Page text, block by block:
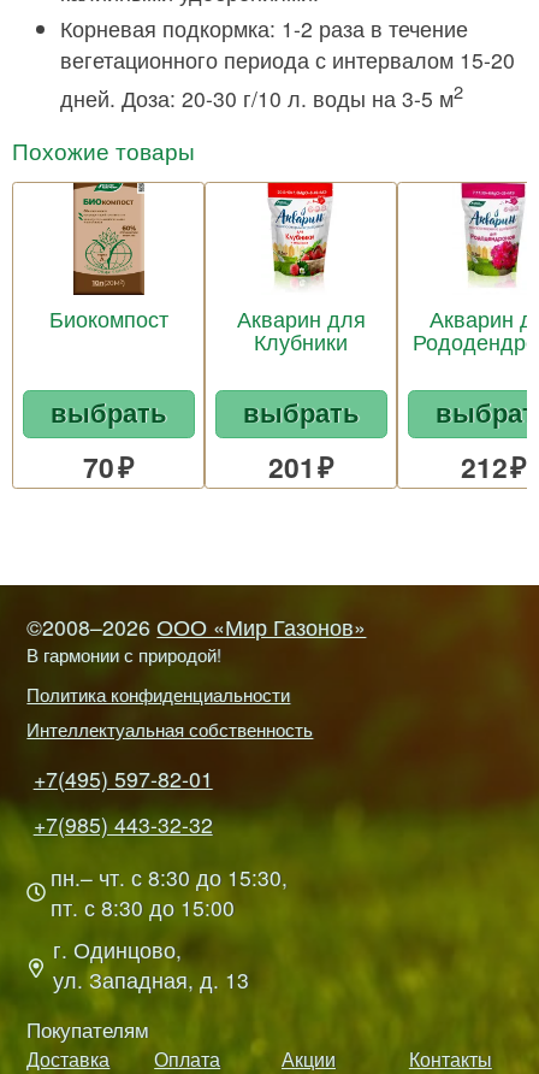
Корневая подкормка: 1-2 раза в течение
вегетационного периода с интервалом 15-20
дней. Доза: 20-30 г/10 л. воды на 3-5 м2
Похожие товары
Биокомпост
выбрать
70
Акварин для
Клубники
выбрать
201
Акварин
212
©2008–2026 ООО «Мир Газонов»
В гармонии с природой!
Политика конфиденциальности
Интеллектуальная собственность
+7(495) 597-82-01
+7(985) 443-32-32
пн.– чт. с 8:30 до 15:30,
пт. с 8:30 до 15:00
г. Одинцово,
ул. Западная, д. 13
Покупателям
Доставка Оплата Акции
Контакты